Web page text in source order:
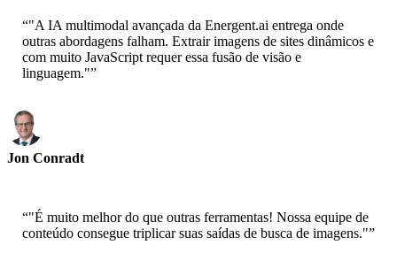
“"A IA multimodal avançada da Energent.ai entrega onde
outras abordagens falham. Extrair imagens de sites dinâmicos e
com muito JavaScript requer essa fusão de visão e
linguagem."”
Jon Conradt
“"É muito melhor do que outras ferramentas! Nossa equipe de
conteúdo consegue triplicar suas saídas de busca de imagens."”